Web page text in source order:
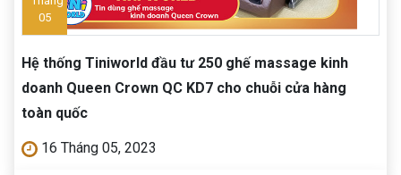
05
Hệ thống Tiniworld đầu tư 250 ghế massage kinh
doanh Queen Crown QC KD7 cho chuỗi cửa hàng
toàn quốc
16 Tháng 05, 2023